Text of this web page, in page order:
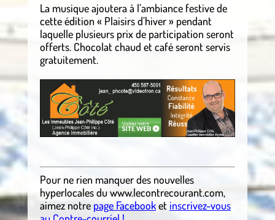
La musique ajoutera à l’ambiance festive de
cette édition « Plaisirs d’hiver » pendant
laquelle plusieurs prix de participation seront
offerts. Chocolat chaud et café seront servis
gratuitement.
Pour ne rien manquer des nouvelles
hyperlocales duwww.lecontrecourant.com,
aimez notre page Facebooket inscrivez-vous